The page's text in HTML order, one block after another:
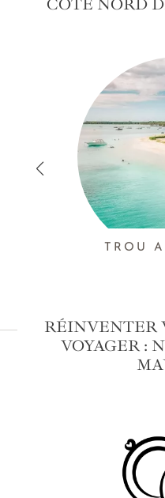
CÔTE NORD
TROU
RÉINVENTER
VOYAGER :